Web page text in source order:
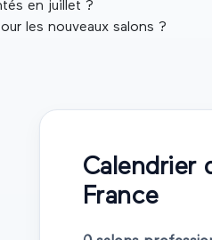
en juillet ?
les nouveaux salons ?
Calendrier
France